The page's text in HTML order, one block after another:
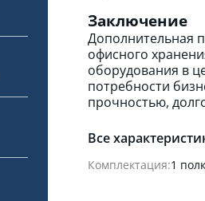
Заключение
Дополнительная
офисного
оборудования в
потребности
прочностью,
Все
Комплектация:1